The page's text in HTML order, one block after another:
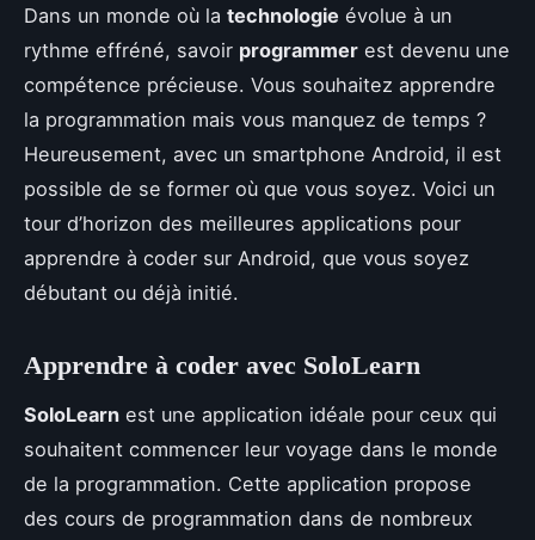
Dans un monde où la technologie évolue à un
rythme effréné, savoir programmer est devenu une
compétence précieuse. Vous souhaitez apprendre
la programmation mais vous manquez de temps ?
Heureusement, avec un smartphone Android, il est
possible de se former où que vous soyez. Voici un
tour d’horizon des meilleures applications pour
apprendre à coder sur Android, que vous soyez
débutant ou déjà initié.
Apprendre à coder avec SoloLearn
SoloLearn est une application idéale pour ceux qui
souhaitent commencer leur voyage dans le monde
de la programmation. Cette application propose
des cours de programmation dans de nombreux